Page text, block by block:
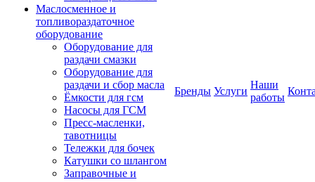
Маслосменное и
топливораздаточное
оборудование
Оборудование для
раздачи смазки
Оборудование для
раздачи и сбор масла
Ёмкости для гсм
Насосы для ГСМ
Пресс-масленки,
тавотницы
Тележки для бочек
Катушки со шлангом
Заправочные и
Бренды Услуги
Наши
работы